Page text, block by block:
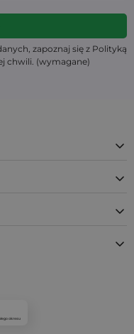
zapoznaj się z Polityką
chwili. (wymagane)
okresu